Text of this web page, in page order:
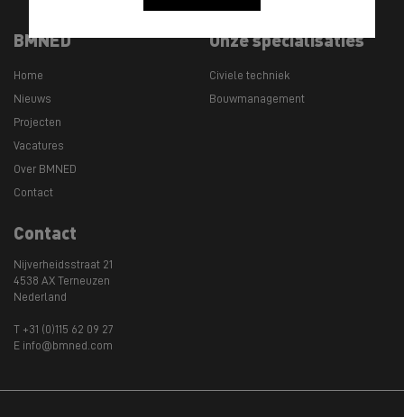
BMNED
Home
Nieuws
Projecten
Vacatures
Over BMNED
Contact
Onze specialisaties
Civiele techniek
Bouwmanagement
Contact
Nijverheidsstraat 21
4538 AX Terneuzen
Nederland
T +31 (0)115 62 09 27
E info@bmned.com